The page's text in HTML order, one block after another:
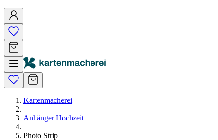
Kartenmacherei
|
Anhänger Hochzeit
|
Photo Strip